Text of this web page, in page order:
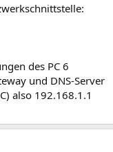
des PC 6
und DNS-Server
also 192.168.1.1